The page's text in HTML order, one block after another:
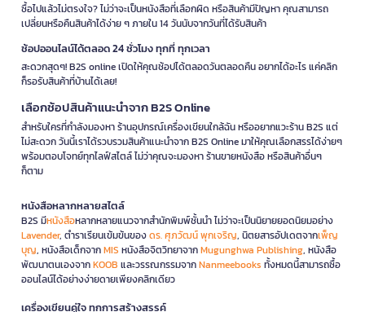
ซื้อไปแล้วไม่ตรงใจ? ไม่ว่าจะเป็นหนังสือที่เลือกผิด หรือสินค้ามีปัญหา คุณสามารถ
เปลี่ยนหรือคืนสินค้าได้ง่าย ๆ ภายใน 14 วันนับจากวันที่ได้รับสินค้า
ช้อปออนไลน์ได้ตลอด 24 ชั่วโมง ทุกที่ ทุกเวลา
สะดวกสุดๆ! B2S online เปิดให้คุณช้อปได้ตลอดวันตลอดคืน อยากได้อะไร แค่คลิก
ก็รอรับสินค้าที่บ้านได้เลย!
เลือกช้อปสินค้าแนะนำจาก B2S Online
สำหรับใครที่กำลังมองหา ร้านอุปกรณ์เครื่องเขียนใกล้ฉัน หรืออยากแวะร้าน B2S แต่
ไม่สะดวก วันนี้เราได้รวบรวมสินค้าแนะนำจาก B2S Online มาให้คุณเลือกสรรได้ง่ายๆ
พร้อมตอบโจทย์ทุกไลฟ์สไตล์ ไม่ว่าคุณจะมองหา ร้านขายหนังสือ หรือสินค้าอื่นๆ
ก็ตาม
หนังสือหลากหลายสไตล์
B2S มีหนังสือหลากหลายแนวจากสำนักพิมพ์ชั้นนำ ไม่ว่าจะเป็นนิยายยอดนิยมอย่าง
Lavender, ตำราเรียนเข้มข้นของดร. ศุภวัฒน์ พุกเจริญ, นิตยสารอัปเดตจากเพ็ญ
บุญ, หนังสือเด็กจากMIS หนังสือจิตวิทยาจากMugunghwa Publishing, หนังสือ
พัฒนาตนเองจากKOOB และวรรณกรรมจากNanmeebooks ทั้งหมดนี้สามารถซื้อ
ออนไลน์ได้อย่างง่ายดายเพียงคลิกเดียว
เครื่องเขียนคู่ใจ ทุกการสร้างสรรค์